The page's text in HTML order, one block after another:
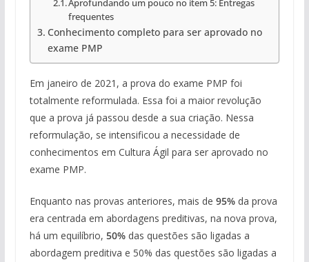
Aprofundando um pouco no item 5: Entregas
frequentes
Conhecimento completo para ser aprovado no
exame PMP
Em janeiro de 2021, a prova do exame PMP foi
totalmente reformulada. Essa foi a maior revolução
que a prova já passou desde a sua criação. Nessa
reformulação, se intensificou a necessidade de
conhecimentos em Cultura Ágil para ser aprovado no
exame PMP.
Enquanto nas provas anteriores, mais de 95%da prova
era centrada em abordagens preditivas, na nova prova,
há um equilíbrio, 50%das questões são ligadas a
abordagem preditiva e 50% das questões são ligadas a